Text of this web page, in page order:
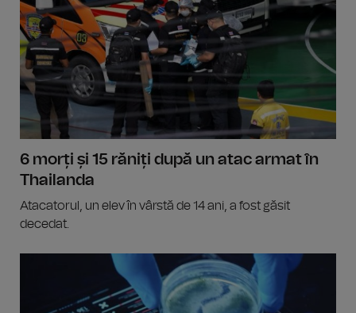
6 morți și 15 răniți după un atac armat în
Thailanda
Atacatorul, un elev în vârstă de 14 ani, a fost găsit
decedat.